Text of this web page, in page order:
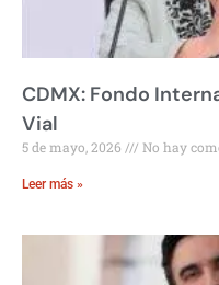
CDMX: Fondo
Vial
5 de mayo, 2026 No hay
Leer más »